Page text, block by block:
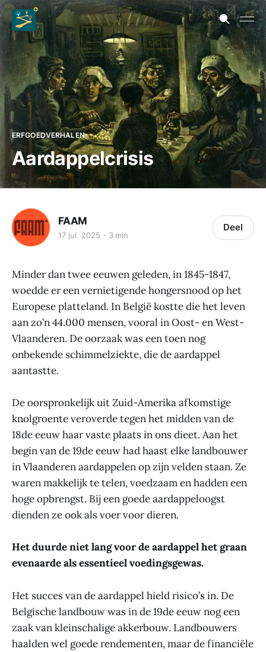
ERFGOEDVERHALEN
Aardappelcrisis
FAAM
17 jul. 2025 3 min
Deel
Minder dan twee eeuwen geleden, in 1845-1847,
woedde er een vernietigende hongersnood op het
Europese platteland. In België kostte die het leven
aan zo’n 44.000 mensen, vooral in Oost- en West-
Vlaanderen. De oorzaak was een toen nog
onbekende schimmelziekte, die de aardappel
aantastte.
De oorspronkelijk uit Zuid-Amerika afkomstige
knolgroente veroverde tegen het midden van de
18de eeuw haar vaste plaats in ons dieet. Aan het
begin van de 19de eeuw had haast elke landbouwer
in Vlaanderen aardappelen op zijn velden staan. Ze
waren makkelijk te telen, voedzaam en hadden een
hoge opbrengst. Bij een goede aardappeloogst
dienden ze ook als voer voor dieren.
Het duurde niet lang voor de aardappel het graan
evenaarde als essentieel voedingsgewas.
Het succes van de aardappel hield risico’s in. De
Belgische landbouw was in de 19de eeuw nog een
zaak van kleinschalige akkerbouw. Landbouwers
haalden wel goede rendementen, maar de financiële